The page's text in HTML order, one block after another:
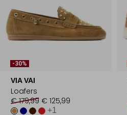
-30%
VIA VAI
Loafers
€ 179,99 € 125,99
+1